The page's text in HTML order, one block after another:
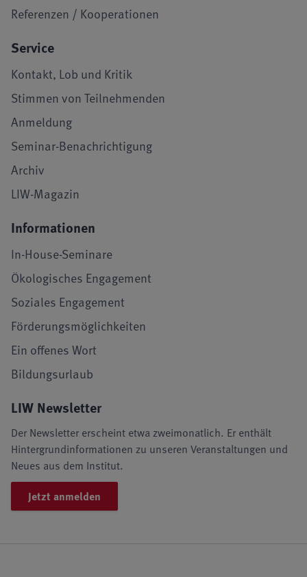
Referenzen / Kooperationen
Service
Kontakt, Lob und Kritik
Stimmen von Teilnehmenden
Anmeldung
Seminar-Benachrichtigung
Archiv
LIW-Magazin
Informationen
In-House-Seminare
Ökologisches Engagement
Soziales Engagement
Förderungsmöglichkeiten
Ein offenes Wort
Bildungsurlaub
LIW Newsletter
Der Newsletter erscheint etwa zweimonatlich. Er enthält
Hintergrundinformationen zu unseren Veranstaltungen und
Neues aus dem Institut.
Jetzt anmelden